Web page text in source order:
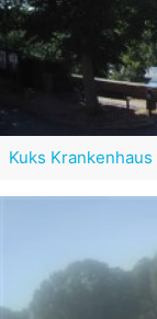
Kuks Krankenhaus